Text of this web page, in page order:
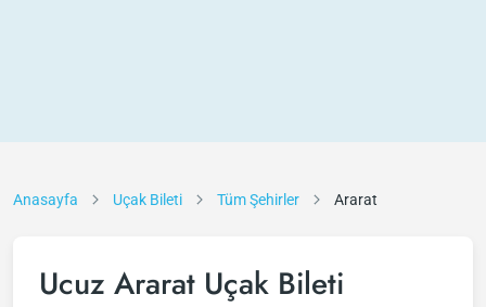
Anasayfa Uçak Bileti Tüm Şehirler Ararat
Ucuz Ararat Uçak Bileti